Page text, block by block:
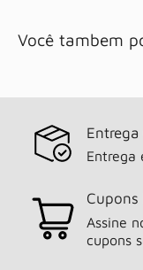
Você tambem
Entrega
Entrega
Cupons
Assine
cupons